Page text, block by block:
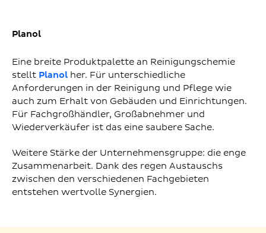
Planol
Eine breite Produktpalette an Reinigungschemie
stellt Planol her. Für unterschiedliche
Anforderungen in der Reinigung und Pflege wie
auch zum Erhalt von Gebäuden und Einrichtungen.
Für Fachgroßhändler, Großabnehmer und
Wiederverkäufer ist das eine saubere Sache.
Weitere Stärke der Unternehmensgruppe: die enge
Zusammenarbeit. Dank des regen Austauschs
zwischen den verschiedenen Fachgebieten
entstehen wertvolle Synergien.